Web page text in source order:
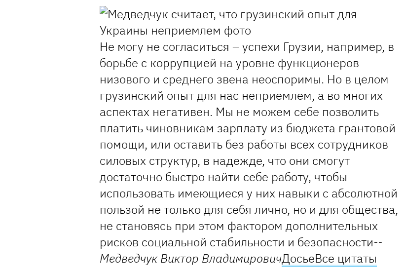
Не могу не согласиться – успехи Грузии, например, в
борьбе с коррупцией на уровне функционеров
низового и среднего звена неоспоримы. Но в целом
грузинский опыт для нас неприемлем, а во многих
аспектах негативен. Мы не можем себе позволить
платить чиновникам зарплату из бюджета грантовой
помощи, или оставить без работы всех сотрудников
силовых структур, в надежде, что они смогут
достаточно быстро найти себе работу, чтобы
использовать имеющиеся у них навыки с абсолютной
пользой не только для себя лично, но и для общества,
не становясь при этом фактором дополнительных
рисков социальной стабильности и безопасности--
Медведчук Виктор ВладимировичДосьеВсе цитаты